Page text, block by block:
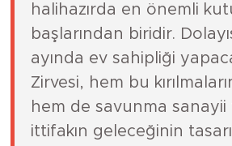
halihazırda en önemli
başlarından biridir.
ayında ev sahipliği
Zirvesi, hem bu
hem de savunma
ittifakın geleceğinin